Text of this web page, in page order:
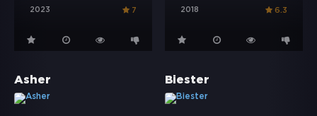
2023 7 2018 6.3
Asher Biester